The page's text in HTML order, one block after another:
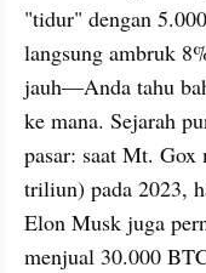
"tidur" dengan
langsung ambruk
jauh—Anda tahu
ke mana. Sejarah
pasar: saat Mt.
triliun) pada 2023,
Elon Musk juga
menjual 30.000